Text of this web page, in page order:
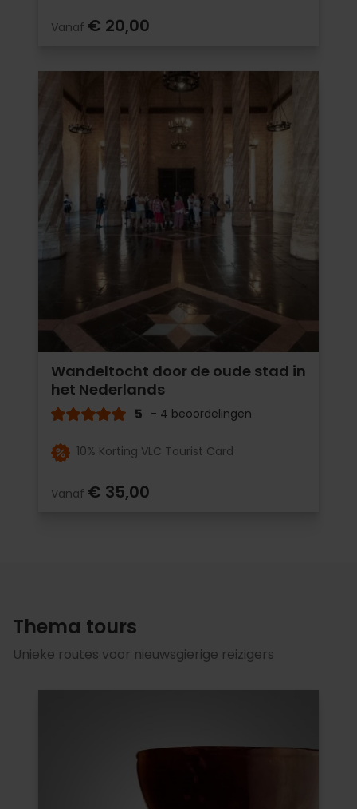
Vanaf € 20,00
Wandeltocht door de oude stad in
het Nederlands
5 - 4 beoordelingen
10% Korting VLC Tourist Card
Vanaf € 35,00
Thema tours
Unieke routes voor nieuwsgierige reizigers